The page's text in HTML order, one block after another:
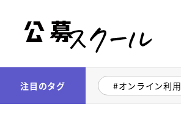
公募スクール
注目のタグ オンライン利用